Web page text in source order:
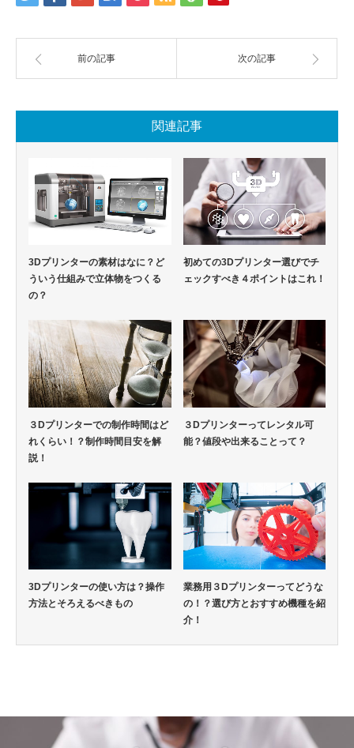
前の記事 次の記事
関連記事
3Dプリンターの素材はなに？ど
ういう仕組みで立体物をつくる
の？
初めての3Dプリンター選びでチ
ェックすべき４ポイントはこれ！
３Dプリンターでの制作時間はど
れくらい！？制作時間目安を解
説！
３Dプリンターってレンタル可
能？値段や出来ることって？
3Dプリンターの使い方は？操作
方法とそろえるべきもの
業務用３Dプリンターってどうな
の！？選び方とおすすめ機種を紹
介！